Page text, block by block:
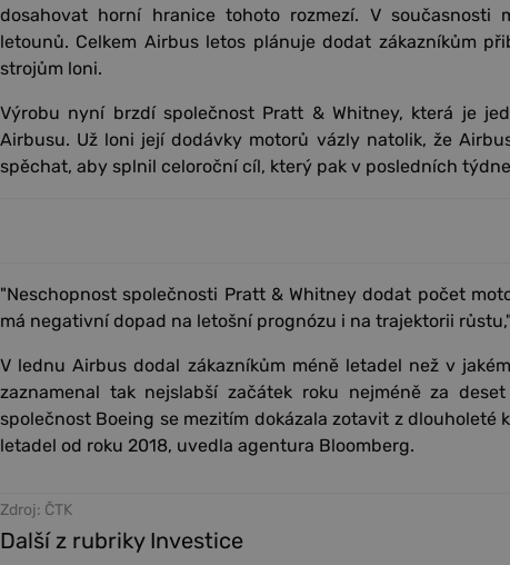
dosahovat horní hranice tohoto rozmezí. V současnosti
letounů. Celkem Airbus letos plánuje dodat zákazníkům
strojům loni.
Výrobu nyní brzdí společnost Pratt & Whitney, která je
Airbusu. Už loni její dodávky motorů vázly natolik, že
spěchat, aby splnil celoroční cíl, který pak v posledních
"Neschopnost společnosti Pratt & Whitney dodat počet
má negativní dopad na letošní prognózu i na trajektorii
V lednu Airbus dodal zákazníkům méně letadel než v
zaznamenal tak nejslabší začátek roku nejméně za
společnost Boeing se mezitím dokázala zotavit z dlouholeté
letadel od roku 2018, uvedla agentura Bloomberg.
Zdroj: ČTK
Další z rubriky Investice